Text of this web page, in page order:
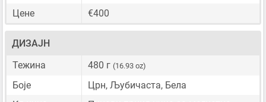
Цене
€400
ДИЗАЈН
Тежина
480 г (16.93 oz)
Боје
Црн, Љубичаста, Бела